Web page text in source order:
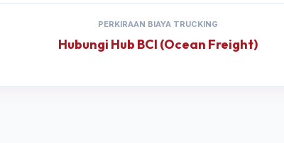
PERKIRAAN BIAYA TRUCKING
Hubungi Hub BCI (Ocean Freight)